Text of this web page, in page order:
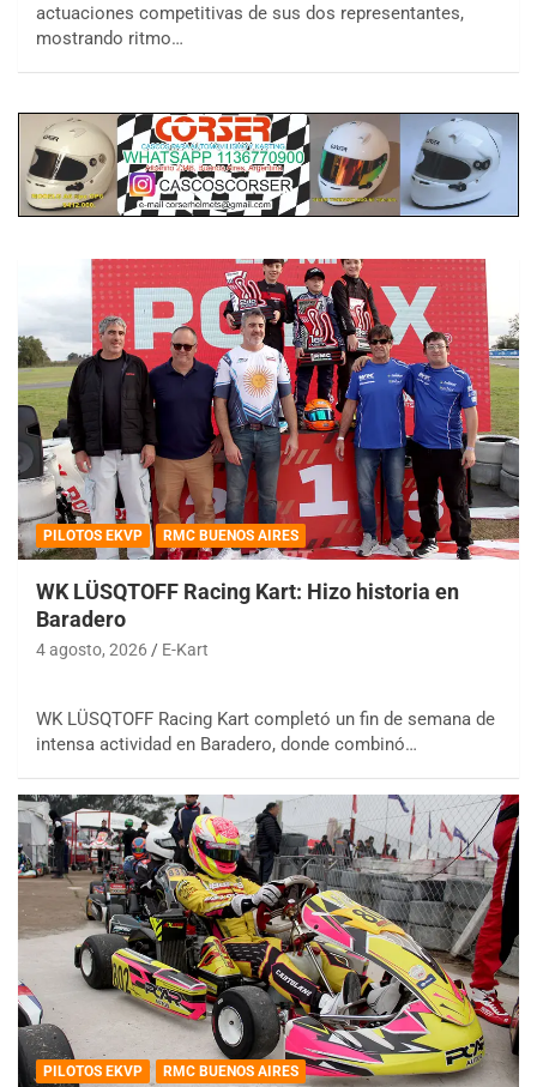
actuaciones competitivas de sus dos representantes,
mostrando ritmo…
PILOTOS EKVP RMC BUENOS AIRES
WK LÜSQTOFF Racing Kart: Hizo historia en
Baradero
4 agosto, 2026 E-Kart
WK LÜSQTOFF Racing Kart completó un fin de semana de
intensa actividad en Baradero, donde combinó…
PILOTOS EKVP RMC BUENOS AIRES